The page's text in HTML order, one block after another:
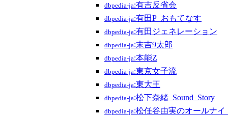
dbpedia-ja:有吉反省会
dbpedia-ja:有田P_おもてなす
dbpedia-ja:有田ジェネレーション
dbpedia-ja:末吉9太郎
dbpedia-ja:本能Z
dbpedia-ja:東京女子流
dbpedia-ja:東大王
dbpedia-ja:松下奈緒_Sound_Story
dbpedia-ja:松任谷由実のオールナイ